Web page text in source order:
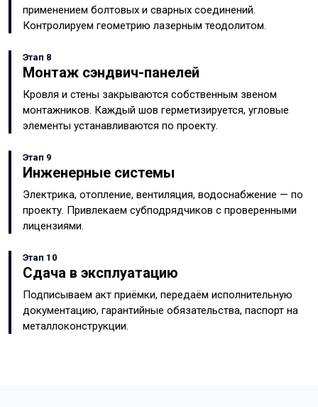
применением болтовых и сварных соединений.
Контролируем геометрию лазерным теодолитом.
Этап 8
Монтаж сэндвич-панелей
Кровля и стены закрываются собственным звеном
монтажников. Каждый шов герметизируется, угловые
элементы устанавливаются по проекту.
Этап 9
Инженерные системы
Электрика, отопление, вентиляция, водоснабжение — по
проекту. Привлекаем субподрядчиков с проверенными
лицензиями.
Этап 10
Сдача в эксплуатацию
Подписываем акт приёмки, передаём исполнительную
документацию, гарантийные обязательства, паспорт на
металлоконструкции.